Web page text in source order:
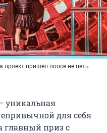
проект пришел вовсе не петь
уникальная
для себя
главный приз с